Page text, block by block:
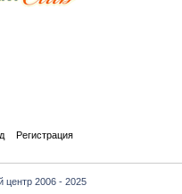
Регистрация
центр 2006 - 2025